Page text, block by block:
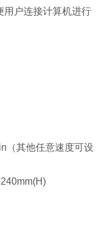
户连接计算机进行
（其他任意速度可设